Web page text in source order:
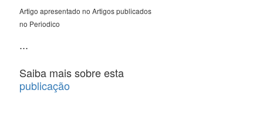
Artigo apresentado no Artigos publicados
no Periodico
...
Saiba mais sobre esta
publicação